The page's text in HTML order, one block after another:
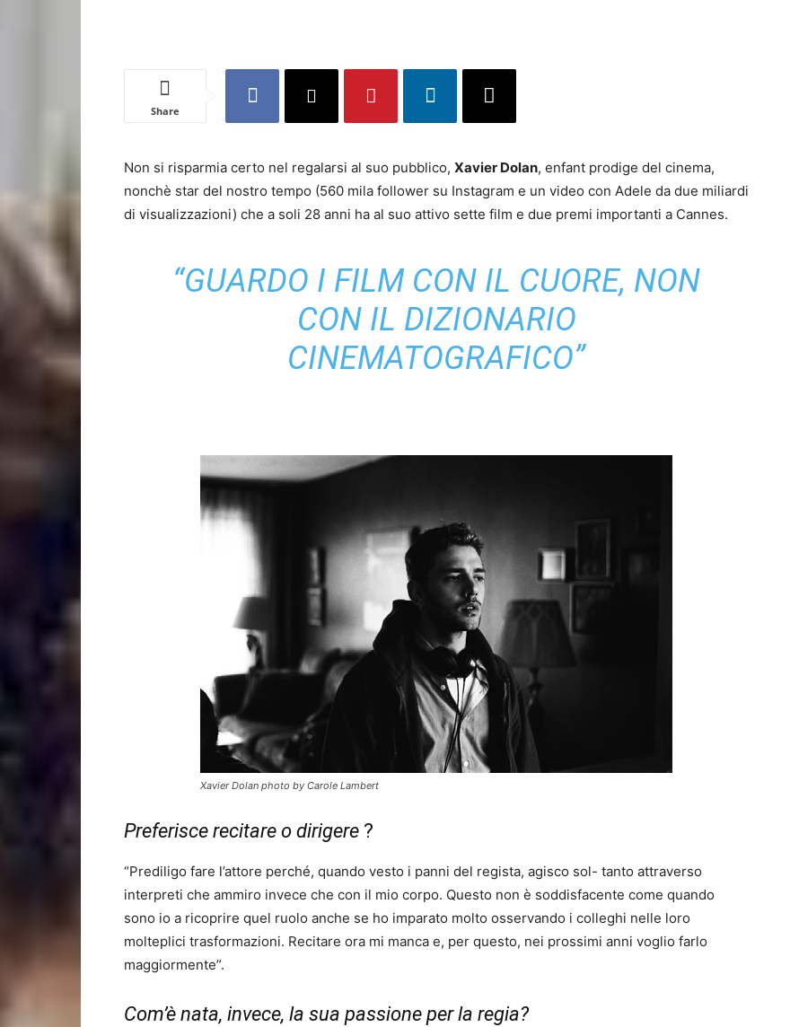
Share
Non si risparmia certo nel regalarsi al suo pubblico, Xavier Dolan, enfant prodige del cinema,
nonchè star del nostro tempo (560 mila follower su Instagram e un video con Adele da due miliardi
di visualizzazioni) che a soli 28 anni ha al suo attivo sette film e due premi importanti a Cannes.
“GUARDO I FILM CON IL CUORE, NON
CON IL DIZIONARIO
CINEMATOGRAFICO”
Xavier Dolan photo by Carole Lambert
Preferisce recitare o dirigere ?
“Prediligo fare l’attore perché, quando vesto i panni del regista, agisco sol- tanto attraverso
interpreti che ammiro invece che con il mio corpo. Questo non è soddisfacente come quando
sono io a ricoprire quel ruolo anche se ho imparato molto osservando i colleghi nelle loro
molteplici trasformazioni. Recitare ora mi manca e, per questo, nei prossimi anni voglio farlo
maggiormente”.
Com’è nata, invece, la sua passione per la regia?